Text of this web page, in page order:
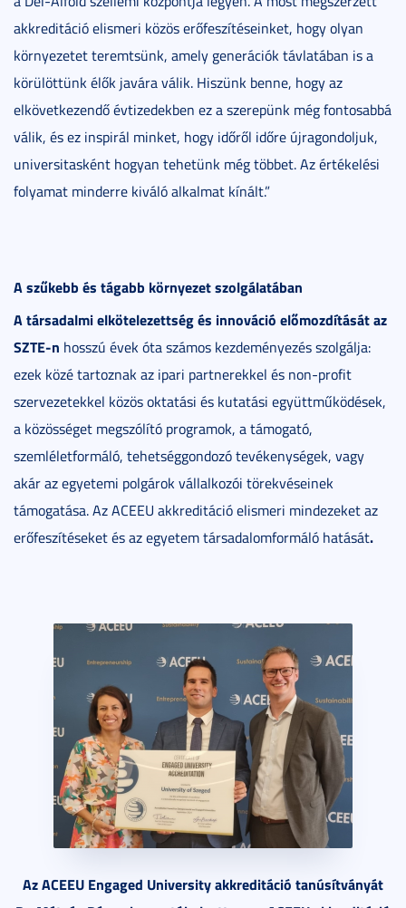
akkreditáció elismeri közös erőfeszítéseinket, hogy olyan
környezetet teremtsünk, amely generációk távlatában is a
körülöttünk élők javára válik. Hiszünk benne, hogy az
elkövetkezendő évtizedekben ez a szerepünk még fontosabbá
válik, és ez inspirál minket, hogy időről időre újragondoljuk,
universitasként hogyan tehetünk még többet. Az értékelési
folyamat minderre kiváló alkalmat kínált.”
A szűkebb és tágabb környezet szolgálatában
A társadalmi elkötelezettség és innováció előmozdítását az
SZTE-n hosszú évek óta számos kezdeményezés szolgálja:
ezek közé tartoznak az ipari partnerekkel és non-profit
szervezetekkel közös oktatási és kutatási együttműködések,
a közösséget megszólító programok, a támogató,
szemléletformáló, tehetséggondozó tevékenységek, vagy
akár az egyetemi polgárok vállalkozói törekvéseinek
támogatása. Az ACEEU akkreditáció elismeri mindezeket az
erőfeszítéseket és az egyetem társadalomformáló hatását.
Az ACEEU Engaged University akkreditáció tanúsítványát